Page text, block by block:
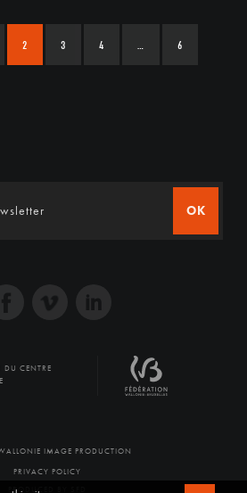
2 3 4 6
OK
DU CENTRE
IMAGE PRODUCTION
PRIVACY POLICY
PRODUCED BY SFD